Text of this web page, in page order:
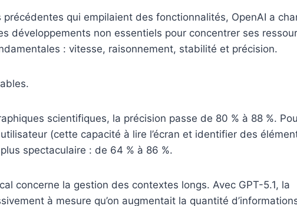
qui empilaient des fonctionnalités, OpenAI a
développements non essentiels pour concentrer ses
: vitesse, raisonnement, stabilité et précision.
scientifiques, la précision passe de 80 % à 88 %.
(cette capacité à lire l’écran et identifier des
spectaculaire : de 64 % à 86 %.
concerne la gestion des contextes longs. Avec GPT-5.1, la
à mesure qu’on augmentait la quantité